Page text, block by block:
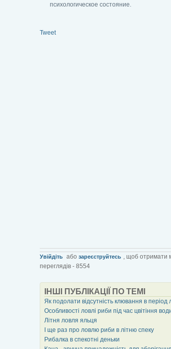
психологическое состояние.
Tweet
Увійдіть або зареєструйтесь , щоб отримати
переглядів - 8554
ІНШІ ПУБЛІКАЦІЇ ПО ТЕМІ
Як подолати відсутність клювання в період
Особливості ловлі риби під час цвітіння
Літня ловля яльця
І ще раз про ловлю риби в літню спеку
Рибалка в спекотні деньки